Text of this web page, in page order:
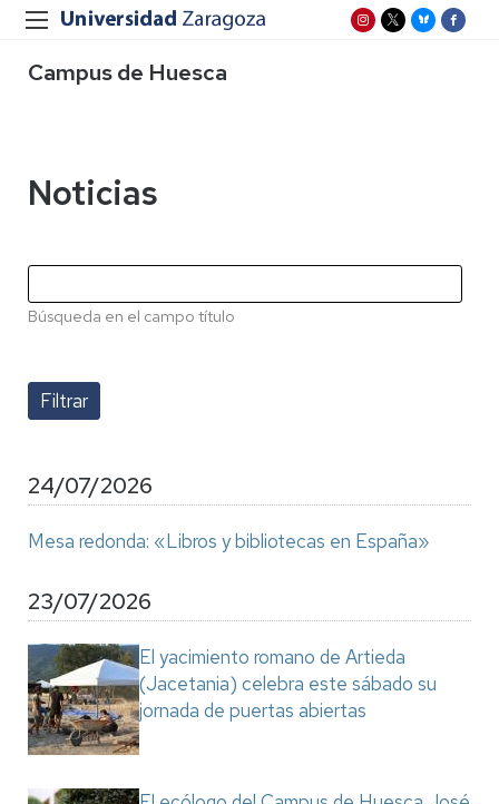
Campus de Huesca
Noticias
Búsqueda en el campo título
24/07/2026
Mesa redonda: «Libros y bibliotecas en España»
23/07/2026
El yacimiento romano de Artieda
(Jacetania) celebra este sábado su
jornada de puertas abiertas